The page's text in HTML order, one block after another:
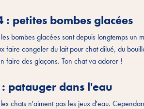
: petites bombes glacées
bombes glacées sont depuis longtemps
faire congeler du lait pour chat dilué, du
faire des glaçons. Ton chat va adorer !
: patauger dans l'eau
chats n'aiment pas les jeux d'eau.